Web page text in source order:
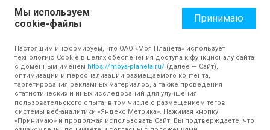
Правила сайтаРабота с cookie-файлами
Защита персональных данных
Обработка персональных данных
Мы используем
cookie-файлы
Принимаю
Настоящим информируем, что ОАО «Моя Планета» использует
технологию Cookie в целях обеспечения доступа к функционалу сайта
с доменным именем https://moya-planeta.ru/ (далее — Сайт),
оптимизации и персонализации размещаемого контента,
таргетирования рекламных материалов, а также проведения
статистических и иных исследований для улучшения
пользовательского опыта, в том числе с размещением тегов
системы веб-аналитики «Яндекс Метрика». Нажимая кнопку
«Принимаю» и продолжая использовать Сайт, Вы подтверждаете, что